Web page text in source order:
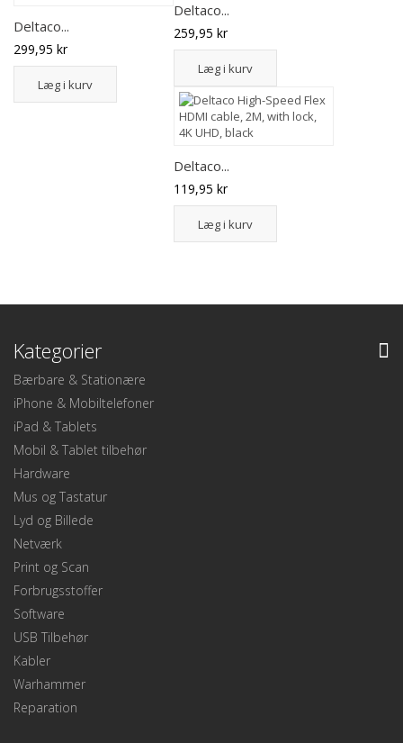
Deltaco...
299,95 kr
Læg i kurv
Deltaco...
259,95 kr
Læg i kurv
Deltaco...
119,95 kr
Læg i kurv
Kategorier
Bærbare & Stationære
iPhone & Mobiltelefoner
iPad & Tablets
Mobil & Tablet tilbehør
Hardware
Mus og Tastatur
Lyd og Billede
Netværk
Print og Scan
Forbrugsstoffer
Software
USB Tilbehør
Kabler
Warhammer
Reparation